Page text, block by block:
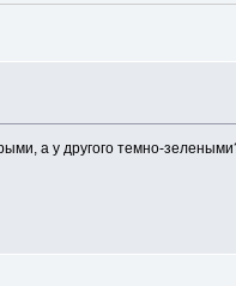
а у другого темно-